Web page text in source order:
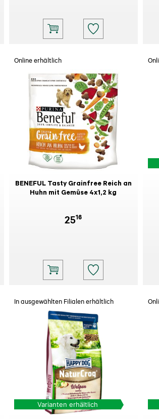
Online erhältlich
BENEFUL Tasty Grainfree Reich an
Huhn mit Gemüse 4x1,2 kg
2516
In ausgewählten Filialen erhältlich
Varianten erhältlich